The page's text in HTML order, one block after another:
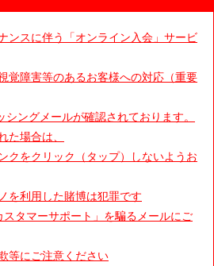
ンスに伴う「オンライン入会」サービ
覚障害等のあるお客様への対応（重要
シングメールが確認されております。
た場合は、
クをクリック（タップ）しないようお
を利用した賭博は犯罪です
スタマーサポート」を騙るメールにご
等にご注意ください